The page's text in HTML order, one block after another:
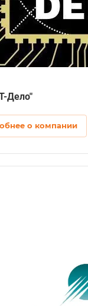
Дело"
о компании
Дизайн
Графический
Внедрение CRM
Битрикс24
IT-аутсорсинг
интеграция
Сайт-визитка,
Интернет-
Эксклюзивный